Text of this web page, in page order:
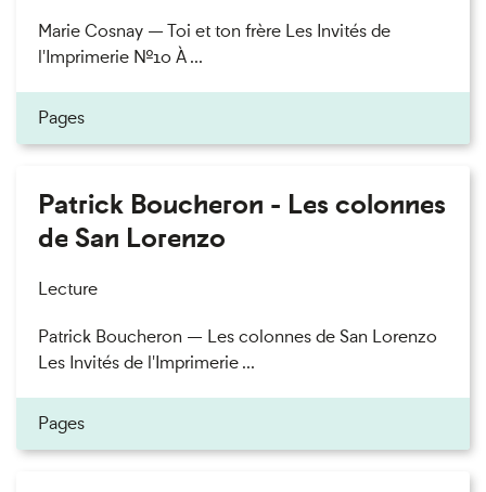
Marie Cosnay — Toi et ton frère Les Invités de
l'Imprimerie n°10 À ...
Pages
Patrick Boucheron - Les colonnes
de San Lorenzo
Lecture
Patrick Boucheron — Les colonnes de San Lorenzo
Les Invités de l'Imprimerie ...
Pages